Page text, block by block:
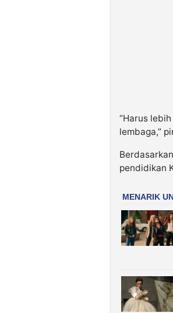
“Harus
lembaga,”
pendidikan